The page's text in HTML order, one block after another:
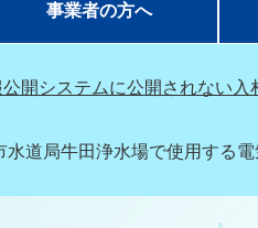
事業者の方へ
開システムに公開されない入
水道局牛田浄水場で使用する電